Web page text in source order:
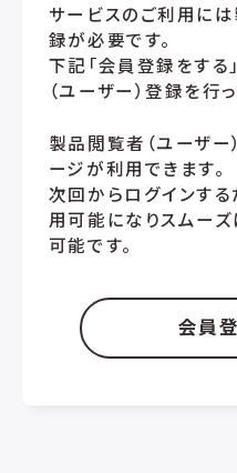
サービスのご利用に
録が必要です。
下記「会員登録をする
（ユーザー）登録を行
製品閲覧者（ユーザ
ージが利用できます。
次回からログインする
用可能になりスムー
可能です。
会員